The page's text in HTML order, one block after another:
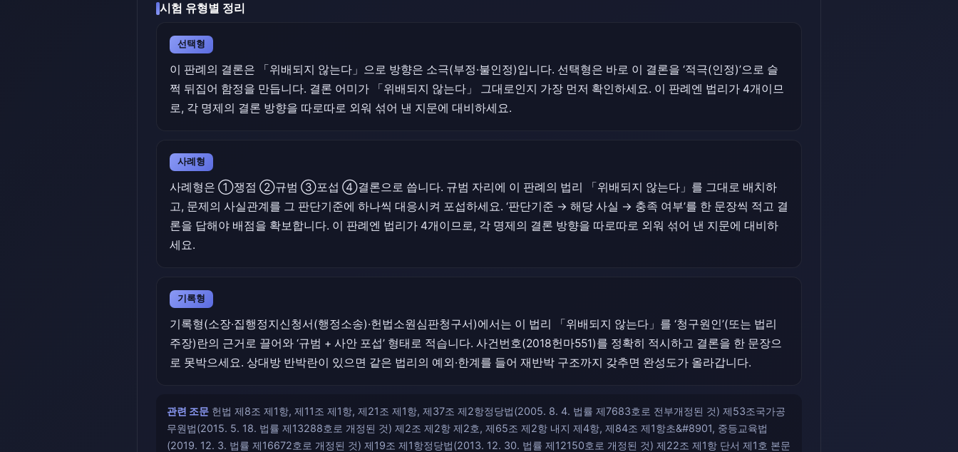
시험 유형별 정리
선택형
이 판례의 결론은 「위배되지 않는다」으로 방향은 소극(부정·불인정)입니다. 선택형은 바로 이 결론을 ‘적극(인정)’으로 슬
쩍 뒤집어 함정을 만듭니다. 결론 어미가 「위배되지 않는다」 그대로인지 가장 먼저 확인하세요. 이 판례엔 법리가 4개이므
로, 각 명제의 결론 방향을 따로따로 외워 섞어 낸 지문에 대비하세요.
사례형
사례형은 ①쟁점 ②규범 ③포섭 ④결론으로 씁니다. 규범 자리에 이 판례의 법리 「위배되지 않는다」를 그대로 배치하
고, 문제의 사실관계를 그 판단기준에 하나씩 대응시켜 포섭하세요. ‘판단기준 → 해당 사실 → 충족 여부’를 한 문장씩 적고 결
론을 답해야 배점을 확보합니다. 이 판례엔 법리가 4개이므로, 각 명제의 결론 방향을 따로따로 외워 섞어 낸 지문에 대비하
세요.
기록형
기록형(소장·집행정지신청서(행정소송)·헌법소원심판청구서)에서는 이 법리 「위배되지 않는다」를 ‘청구원인’(또는 법리
주장)란의 근거로 끌어와 ‘규범 + 사안 포섭’ 형태로 적습니다. 사건번호(2018헌마551)를 정확히 적시하고 결론을 한 문장으
로 못박으세요. 상대방 반박란이 있으면 같은 법리의 예외·한계를 들어 재반박 구조까지 갖추면 완성도가 올라갑니다.
관련 조문 헌법 제8조 제1항, 제11조 제1항, 제21조 제1항, 제37조 제2항정당법(2005. 8. 4. 법률 제7683호로 전부개정된 것) 제53조국가공
무원법(2015. 5. 18. 법률 제13288호로 개정된 것) 제2조 제2항 제2호, 제65조 제2항 내지 제4항, 제84조 제1항초&#8901, 중등교육법
(2019. 12. 3. 법률 제16672호로 개정된 것) 제19조 제1항정당법(2013. 12. 30. 법률 제12150호로 개정된 것) 제22조 제1항 단서 제1호 본문